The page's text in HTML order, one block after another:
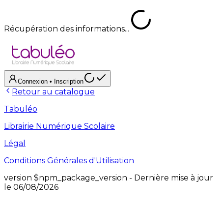
Récupération des informations...
Connexion • Inscription
Retour au catalogue
Tabuléo
Librairie Numérique Scolaire
Légal
Conditions Générales d'Utilisation
version $npm_package_version - Dernière mise à jour
le 06/08/2026